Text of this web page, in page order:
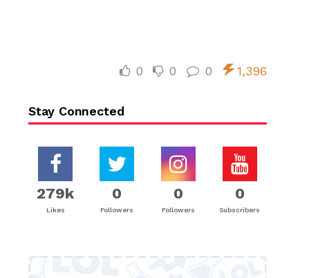
0 0 0 1,396
Stay Connected
279k
Likes
0
Followers
0
Followers
0
Subscribers